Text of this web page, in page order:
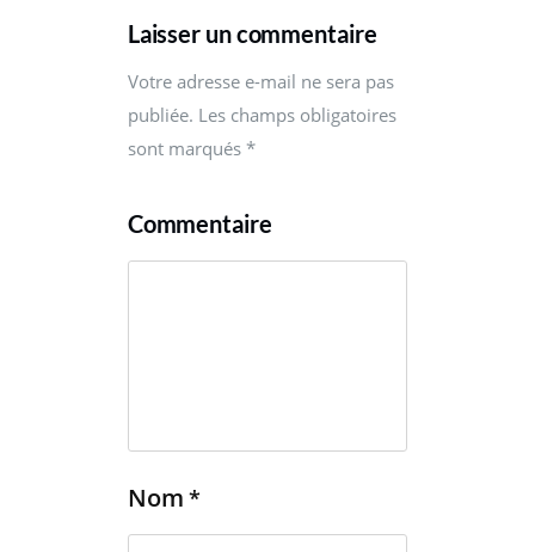
Laisser un commentaire
Votre adresse e-mail ne sera pas
publiée. Les champs obligatoires
sont marqués *
Commentaire
Nom *